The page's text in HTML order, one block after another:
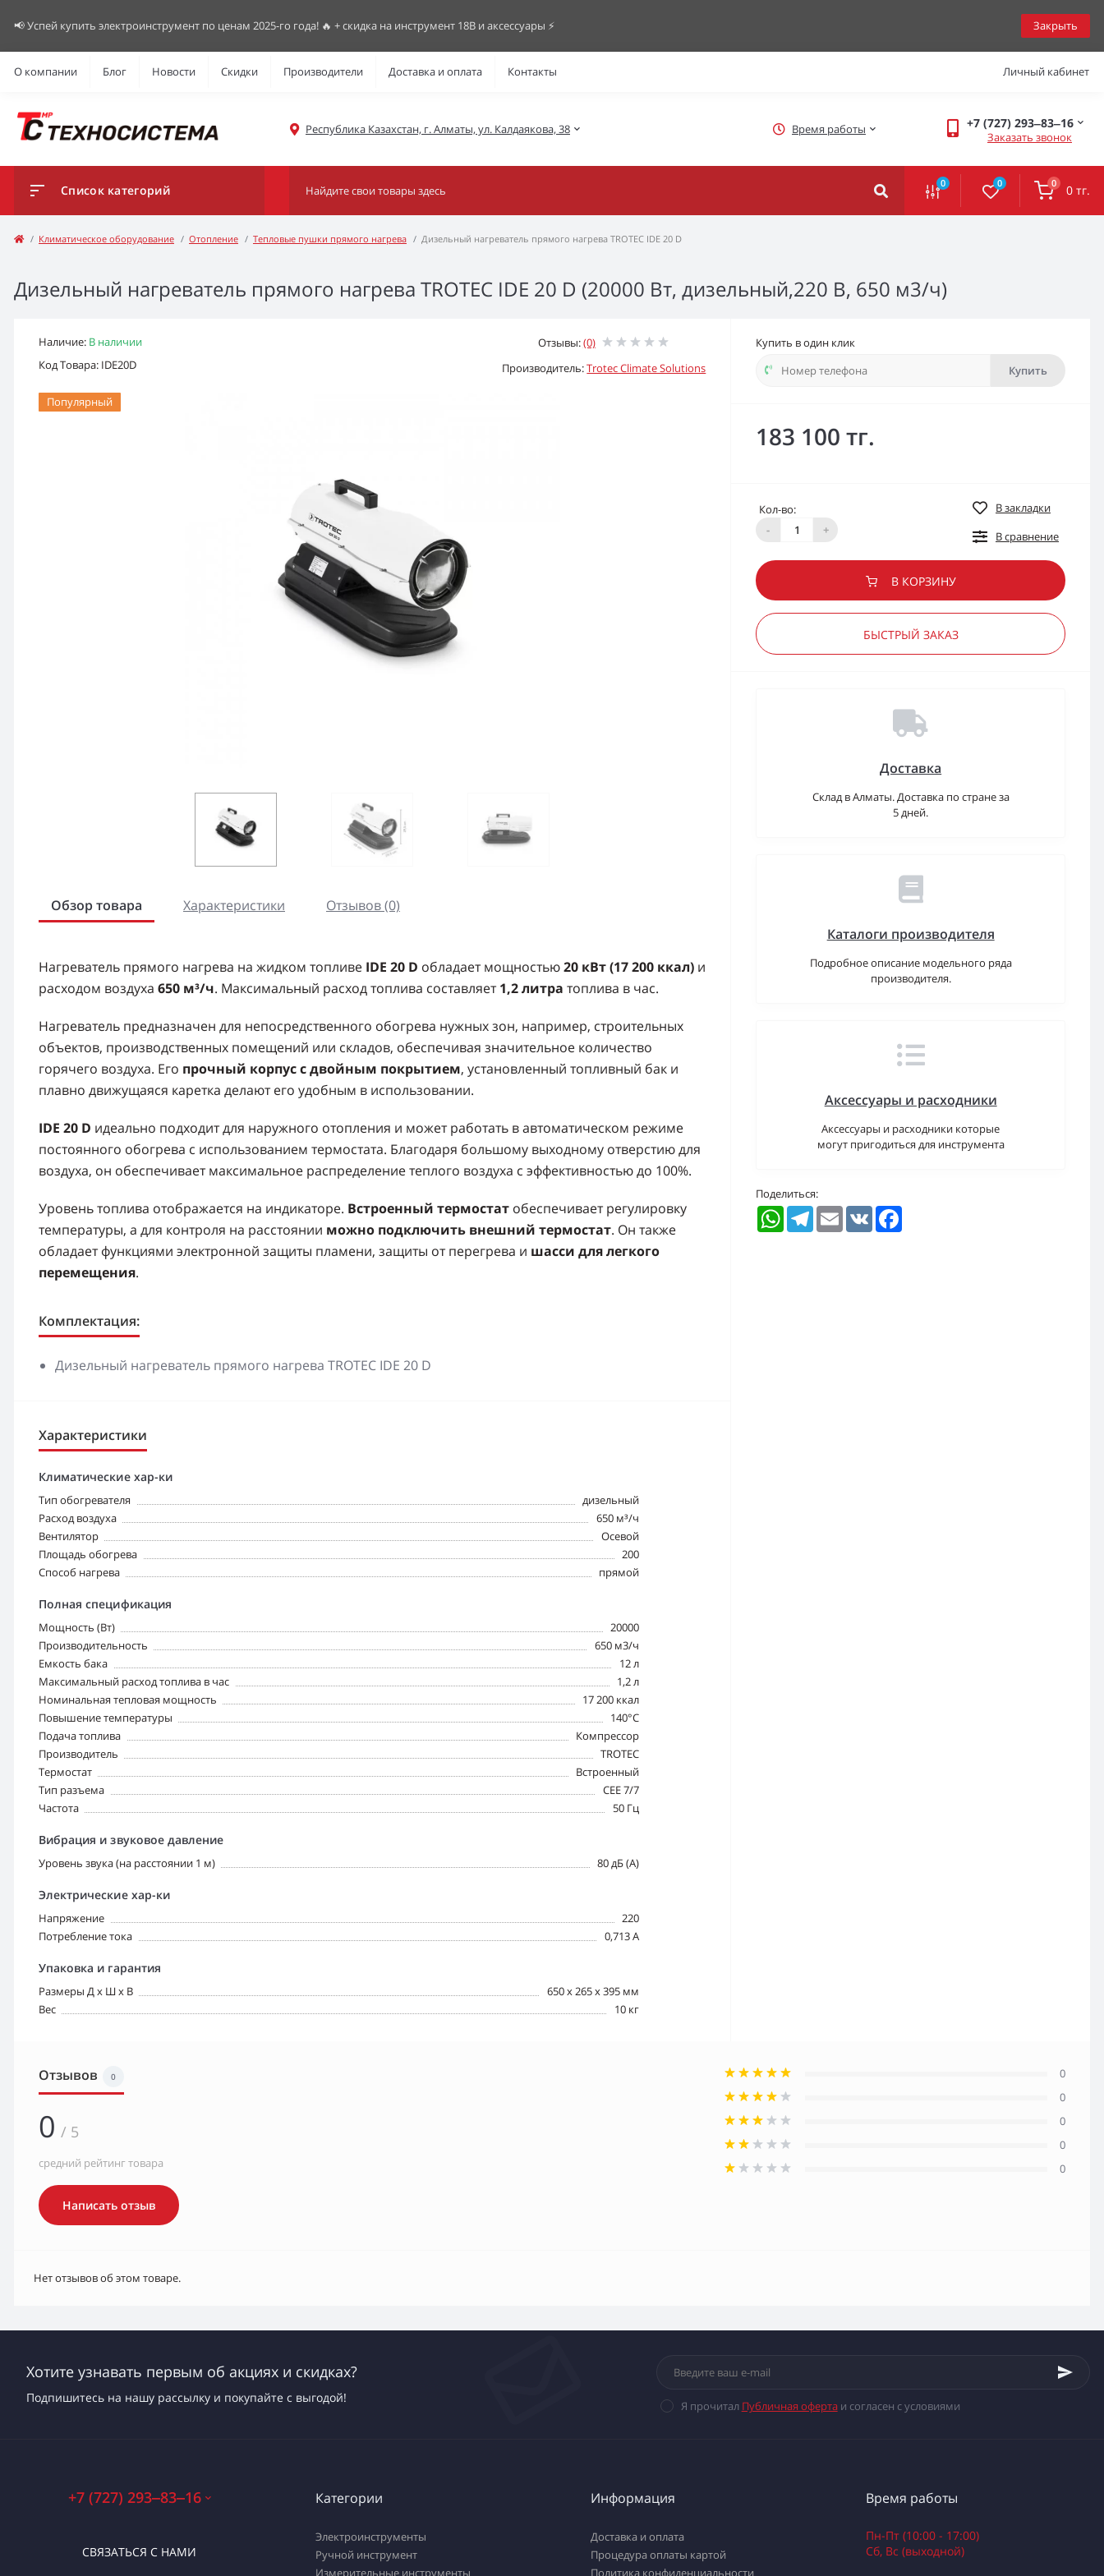
📢 Успей купить электроинструмент по ценам 2025-го года! 🔥 + скидка на инструмент 18В и аксессуары ⚡️ Закрыть
О компании Блог Новости Скидки Производители Доставка и оплата Контакты Личный кабинет
Республика Казахстан, г. Алматы, ул. Калдаякова, 38 Время работы +7 (727) 293‒83‒16
Заказать звонок
Список категорий 0 0 0 0 тг.
Климатическое оборудование Отопление Тепловые пушки прямого нагрева Дизельный нагреватель прямого нагрева TROTEC IDE 20 D
Дизельный нагреватель прямого нагрева TROTEC IDE 20 D (20000 Вт, дизельный,220 В, 650 м3/ч)
Наличие: В наличии
Код Товара: IDE20D
Отзывы:(0)
Производитель:Trotec Climate Solutions
Популярный
Обзор товара Характеристики Отзывов (0)
Нагреватель прямого нагрева на жидком топливе IDE 20 D обладает мощностью20 кВт (17 200 ккал) и
расходом воздуха 650 м³/ч. Максимальный расход топлива составляет 1,2 литра топлива в час.
Нагреватель предназначен для непосредственного обогрева нужных зон, например, строительных
объектов, производственных помещений или складов, обеспечивая значительное количество
горячего воздуха. Его прочный корпус с двойным покрытием, установленный топливный бак и
плавно движущаяся каретка делают его удобным в использовании.
IDE 20 D идеально подходит для наружного отопления и может работать в автоматическом режиме
постоянного обогрева с использованием термостата. Благодаря большому выходному отверстию для
воздуха, он обеспечивает максимальное распределение теплого воздуха с эффективностью до 100%.
Уровень топлива отображается на индикаторе. Встроенный термостат обеспечивает регулировку
температуры, а для контроля на расстоянии можно подключить внешний термостат. Он также
обладает функциями электронной защиты пламени, защиты от перегрева и шасси для легкого
перемещения.
Комплектация:
Дизельный нагреватель прямого нагрева TROTEC IDE 20 D
Характеристики
Климатические хар-ки
Тип обогревателя
дизельный
Расход воздуха
650 м³/ч
Вентилятор
Осевой
Площадь обогрева
200
Способ нагрева
прямой
Полная спецификация
Мощность (Вт)
20000
Производительность
650 м3/ч
Емкость бака
12 л
Максимальный расход топлива в час
1,2 л
Номинальная тепловая мощность
17 200 ккал
Повышение температуры
140°C
Подача топлива
Компрессор
Производитель
TROTEC
Термостат
Встроенный
Тип разъема
CEE 7/7
Частота
50 Гц
Вибрация и звуковое давление
Уровень звука (на расстоянии 1 м) 80 дБ (А)
Электрические хар-ки
Напряжение
220
Потребление тока
0,713 А
Упаковка и гарантия
Размеры Д х Ш х В
650 х 265 х 395 мм
Вес
10 кг
Купить в один клик
Купить
183 100 тг.
Кол-во:
-
+
В закладки
В сравнение
В КОРЗИНУ
БЫСТРЫЙ ЗАКАЗ
Доставка
Склад в Алматы. Доставка по стране за
5 дней.
Каталоги производителя
Подробное описание модельного ряда
производителя.
Аксессуары и расходники
Аксессуары и расходники которые
могут пригодиться для инструмента
Поделиться:
WhatsAppTelegramEmail VK
Отзывов 0
0 / 5
средний рейтинг товара
Написать отзыв
0
0
0
0
0
Нет отзывов об этом товаре.
Хотите узнавать первым об акциях и скидках?
Подпишитесь на нашу рассылку и покупайте с выгодой!
Я прочитал Публичная офертаи согласен с условиями
+7 (727) 293‒83‒16
СВЯЗАТЬСЯ С НАМИ
Категории
Электроинструменты
Ручной инструмент
Измерительные инструменты
Информация
Доставка и оплата
Процедура оплаты картой
Политика конфиденциальности
Время работы
Пн-Пт (10:00 - 17:00)
Сб, Вс (выходной)